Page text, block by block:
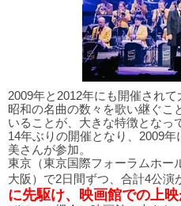
2009年と2012年にも開催されて
昭和の名曲の数々を歌い継ぐこ
いることが、大きな特徴となっ
14年ぶりの開催となり、2009
美さんが参加。
東京（東京国際フォーラムホー
大阪）で2日間ずつ、合計4公演
に先駆け、映画館での上